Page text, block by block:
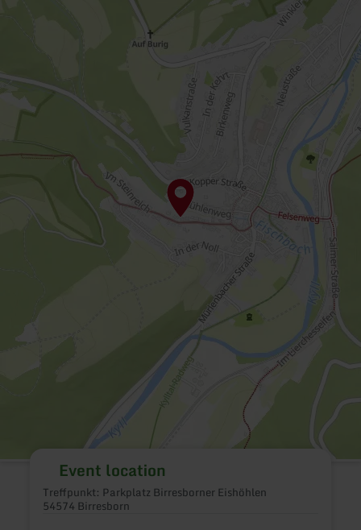
Event location
Treffpunkt: Parkplatz Birresborner Eishöhlen
54574 Birresborn